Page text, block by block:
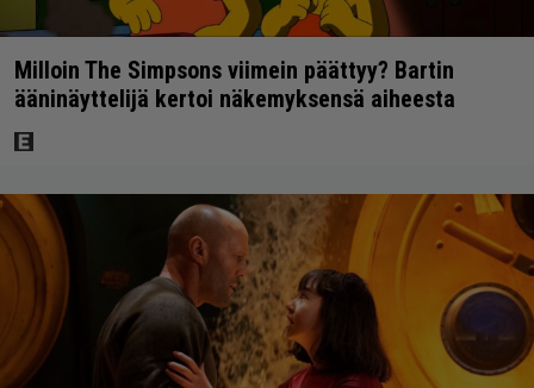
Milloin The Simpsons viimein päättyy? Bartin
ääninäyttelijä kertoi näkemyksensä aiheesta